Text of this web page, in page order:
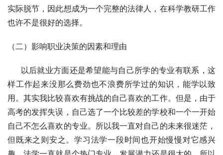
实际脱节，因此想成为一个完整的法律人，在科学教研工作
也许不是很好的选择。
（二）影响职业决策的因素和理由
以后就业方面还是希望能与自己所学的专业有联系，这
样工作起来没那么费劲也不浪费所学过的知识，能学以致
用。其实我比较喜欢有挑战的自己喜欢的工作。但是，由于
高考的发挥失误，自己选了一个比较差的学校和一个一开始
自己不怎么喜欢的专业。所以我一直对自己的未来很迷茫，
但既来之则安之。学习法学一段时间也开始慢慢对它感兴